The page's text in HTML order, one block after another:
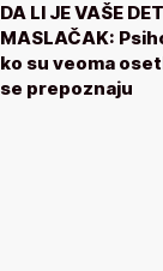
DA LI JE VAŠE
MASLAČAK:
ko su veoma
se prepoznaju